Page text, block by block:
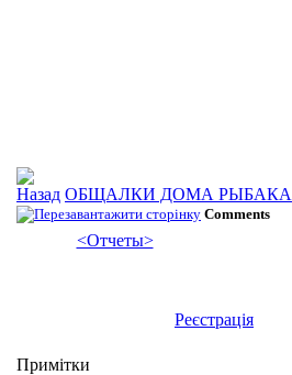
ОБЩАЛКИ ДОМА РЫБАКА
Comments
<Отчеты>
Реєстрація
Примітки